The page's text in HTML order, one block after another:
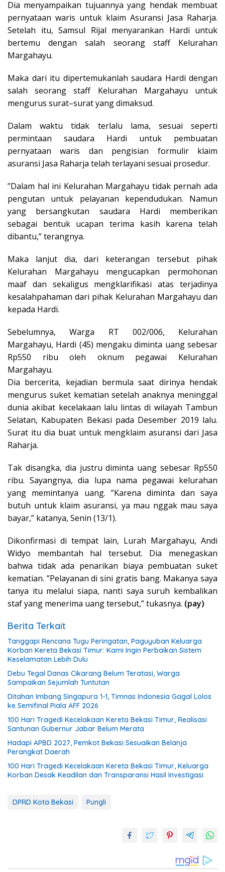
Dia menyampaikan tujuannya yang hendak membuat
pernyataan waris untuk klaim Asuransi Jasa Raharja.
Setelah itu, Samsul Rijal menyarankan Hardi untuk
bertemu dengan salah seorang staff Kelurahan
Margahayu.
Maka dari itu dipertemukanlah saudara Hardi dengan
salah seorang staff Kelurahan Margahayu untuk
mengurus surat–surat yang dimaksud.
Dalam waktu tidak terlalu lama, sesuai seperti
permintaan saudara Hardi untuk pembuatan
pernyataan waris dan pengisian formulir klaim
asuransi Jasa Raharja telah terlayani sesuai prosedur.
”Dalam hal ini Kelurahan Margahayu tidak pernah ada
pengutan untuk pelayanan kependudukan. Namun
yang bersangkutan saudara Hardi memberikan
sebagai bentuk ucapan terima kasih karena telah
dibantu,” terangnya.
Maka lanjut dia, dari keterangan tersebut pihak
Kelurahan Margahayu mengucapkan permohonan
maaf dan sekaligus mengklarifikasi atas terjadinya
kesalahpahaman dari pihak Kelurahan Margahayu dan
kepada Hardi.
Sebelumnya, Warga RT 002/006, Kelurahan
Margahayu, Hardi (45) mengaku diminta uang sebesar
Rp550 ribu oleh oknum pegawai Kelurahan
Margahayu.
Dia bercerita, kejadian bermula saat dirinya hendak
mengurus suket kematian setelah anaknya meninggal
dunia akibat kecelakaan lalu lintas di wilayah Tambun
Selatan, Kabupaten Bekasi pada Desember 2019 lalu.
Surat itu dia buat untuk mengklaim asuransi dari Jasa
Raharja.
Tak disangka, dia justru diminta uang sebesar Rp550
ribu. Sayangnya, dia lupa nama pegawai kelurahan
yang memintanya uang. ”Karena diminta dan saya
butuh untuk klaim asuransi, ya mau nggak mau saya
bayar,” katanya, Senin (13/1).
Dikonfirmasi di tempat lain, Lurah Margahayu, Andi
Widyo membantah hal tersebut. Dia menegaskan
bahwa tidak ada penarikan biaya pembuatan suket
kematian. ”Pelayanan di sini gratis bang. Makanya saya
tanya itu melalui siapa, nanti saya suruh kembalikan
staf yang menerima uang tersebut,” tukasnya. (pay)
Berita Terkait
Tanggapi Rencana Tugu Peringatan, Paguyuban Keluarga
Korban Kereta Bekasi Timur: Kami Ingin Perbaikan Sistem
Keselamatan Lebih Dulu
Debu Tegal Danas Cikarang Belum Teratasi, Warga
Sampaikan Sejumlah Tuntutan
Ditahan Imbang Singapura 1-1, Timnas Indonesia Gagal Lolos
ke Semifinal Piala AFF 2026
100 Hari Tragedi Kecelakaan Kereta Bekasi Timur, Realisasi
Santunan Gubernur Jabar Belum Merata
Hadapi APBD 2027, Pemkot Bekasi Sesuaikan Belanja
Perangkat Daerah
100 Hari Tragedi Kecelakaan Kereta Bekasi Timur, Keluarga
Korban Desak Keadilan dan Transparansi Hasil Investigasi
DPRD Kota Bekasi Pungli